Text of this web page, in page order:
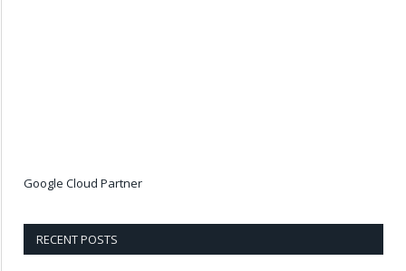
Google Cloud Partner
RECENT POSTS